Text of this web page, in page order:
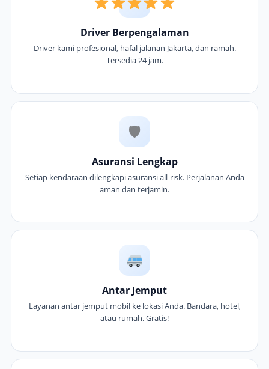
Driver Berpengalaman
Driver kami profesional, hafal jalanan Jakarta, dan ramah.
Tersedia 24 jam.
🛡
Asuransi Lengkap
Setiap kendaraan dilengkapi asuransi all-risk. Perjalanan Anda
aman dan terjamin.
Antar Jemput
Layanan antar jemput mobil ke lokasi Anda. Bandara, hotel,
atau rumah. Gratis!